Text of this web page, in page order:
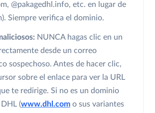
@pakagedhl.info, etc. en lugar de
Siempre verifica el dominio.
NUNCA hagas clic en un
desde un correo
sospechoso. Antes de hacer clic,
sobre el enlace para ver la URL
te redirige. Si no es un dominio
(www.dhl.com o sus variantes